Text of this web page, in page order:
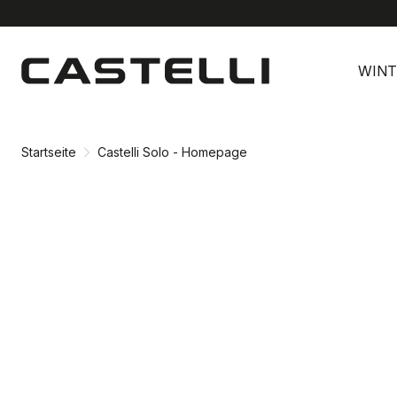
Inhalt
springen
Navigation
springen
Startseite Castelli Solo - Homepage